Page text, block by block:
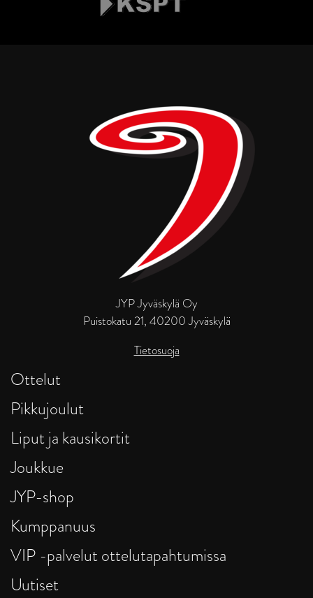
JYP Jyväskylä Oy
Puistokatu 21, 40200 Jyväskylä
Tietosuoja
Ottelut
Pikkujoulut
Liput ja kausikortit
Joukkue
JYP-shop
Kumppanuus
VIP -palvelut ottelutapahtumissa
Uutiset